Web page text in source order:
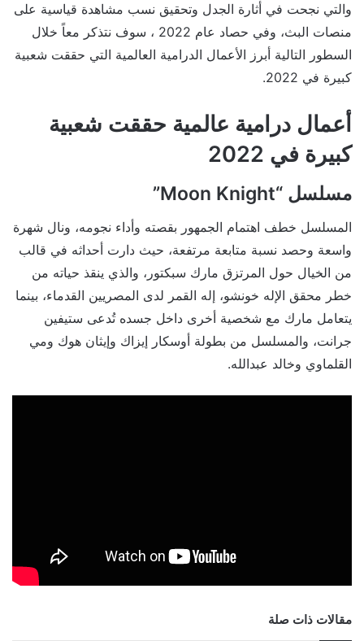
والتي نجحت في أثارة الجدل وتحقيق نسب مشاهدة قياسية على
منصات البث، وفي حصاد عام 2022 ، سوف نتذكر معاً خلال
السطور التالية أبرز الأعمال الدرامية العالمية التي حققت شعبية
كبيرة في 2022.
أعمال درامية عالمية حققت شعبية
كبيرة في 2022
مسلسل “Moon Knight”
المسلسل خطف اهتمام الجمهور بقصته وأداء نجومه، ونال شهرة
واسعة وحصد نسبة متابعة مرتفعة، حيث دارت أحداثه في قالب
من الخيال حول المرتزق مارك سبكتور، والذي ينقذ حياته من
خطر محقق اﻹله خونشو، إله القمر لدى المصريين القدماء، بينما
يتعامل مارك مع شخصية أخرى داخل جسده تُدعى ستيفين
جرانت، والمسلسل من بطولة أوسكار إيزاك وإيثان هوك ومي
القلماوي وخالد عبدالله.
مقالات ذات صلة